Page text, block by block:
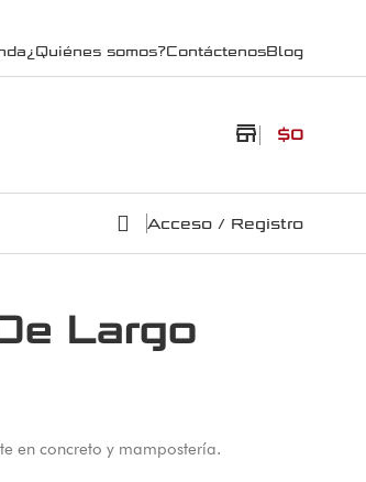
¿Quiénes somos?ContáctenosBlog
store $0
Acceso / Registro
Largo
en concreto y mampostería.